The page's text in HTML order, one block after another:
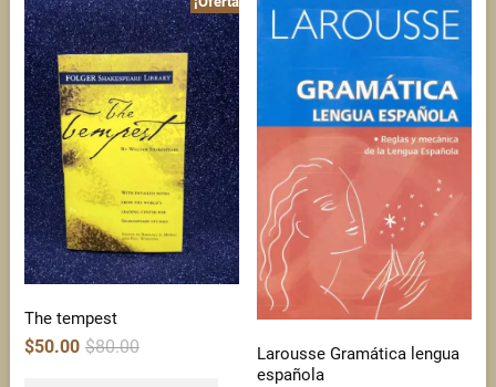
The tempest
$80.00Original
price
$50.00
Current
price
Larousse Gramática lengua
española